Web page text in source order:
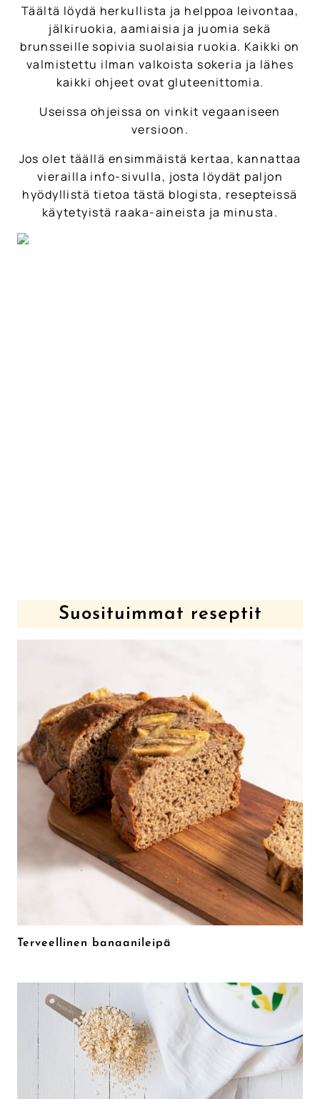
Täältä löydä herkullista ja helppoa leivontaa,
jälkiruokia, aamiaisia ja juomia sekä
brunsseille sopivia suolaisia ruokia. Kaikki on
valmistettu ilman valkoista sokeria ja lähes
kaikki ohjeet ovat gluteenittomia.
Useissa ohjeissa on vinkit vegaaniseen
versioon.
Jos olet täällä ensimmäistä kertaa, kannattaa
vierailla info-sivulla, josta löydät paljon
hyödyllistä tietoa tästä blogista, resepteissä
käytetyistä raaka-aineista ja minusta.
Suosituimmat reseptit
Terveellinen banaanileipä